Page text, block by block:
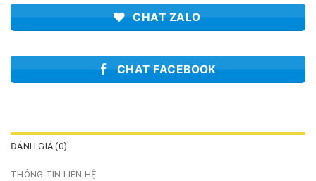
CHAT ZALO
CHAT FACEBOOK
ĐÁNH GIÁ (0)
THÔNG TIN LIÊN HỆ